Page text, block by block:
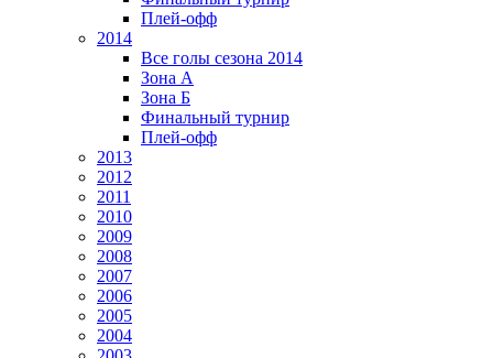
Плей-офф
2014
Все голы сезона 2014
Зона А
Зона Б
Финальный турнир
Плей-офф
2013
2012
2011
2010
2009
2008
2007
2006
2005
2004